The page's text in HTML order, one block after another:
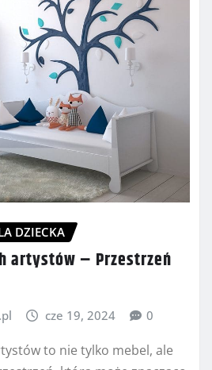
DZIECKA
artystów – Przestrzeń
cze 19, 2024 0
to nie tylko mebel, ale